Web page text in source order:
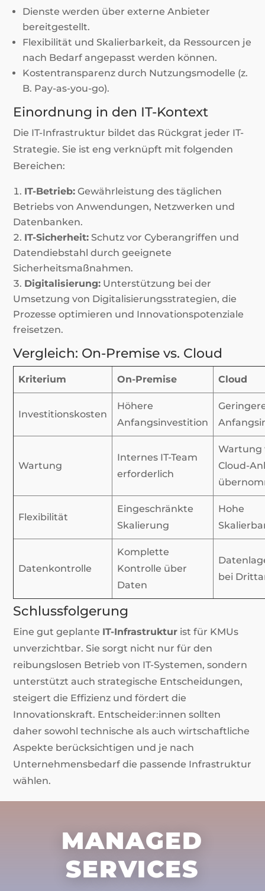
Dienste werden über externe Anbieter
bereitgestellt.
Flexibilität und Skalierbarkeit, da Ressourcen je
nach Bedarf angepasst werden können.
Kostentransparenz durch Nutzungsmodelle (z.
B. Pay-as-you-go).
Einordnung in den IT-Kontext
Die IT-Infrastruktur bildet das Rückgrat jeder IT-
Strategie. Sie ist eng verknüpft mit folgenden
Bereichen:
IT-Betrieb: Gewährleistung des täglichen
Betriebs von Anwendungen, Netzwerken und
Datenbanken.
IT-Sicherheit: Schutz vor Cyberangriffen und
Datendiebstahl durch geeignete
Sicherheitsmaßnahmen.
Digitalisierung: Unterstützung bei der
Umsetzung von Digitalisierungsstrategien, die
Prozesse optimieren und Innovationspotenziale
freisetzen.
Vergleich: On-Premise vs. Cloud
Kriterium On-Premise Cloud
Investitionskosten
Höhere
Anfangsinvestition
Wartung
Internes IT-Team
erforderlich
Wartung
Cloud-
Flexibilität
Eingeschränkte
Skalierung
Hohe
Datenkontrolle
Komplette
Kontrolle über
Daten
bei
Schlussfolgerung
Eine gut geplante IT-Infrastruktur ist für KMUs
unverzichtbar. Sie sorgt nicht nur für den
reibungslosen Betrieb von IT-Systemen, sondern
unterstützt auch strategische Entscheidungen,
steigert die Effizienz und fördert die
Innovationskraft. Entscheider:innen sollten
daher sowohl technische als auch wirtschaftliche
Aspekte berücksichtigen und je nach
Unternehmensbedarf die passende Infrastruktur
wählen.
MANAGED
SERVICES